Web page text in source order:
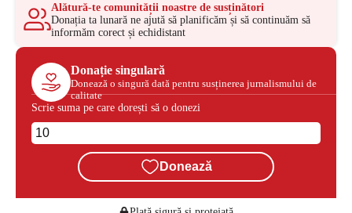
Alătură-te comunității noastre de susținători
Donația ta lunară ne ajută să planificăm și să continuăm să
informăm corect și echidistant
Donație singulară
Donează o singură dată pentru susținerea jurnalismului de
calitate
Scrie suma pe care dorești să o donezi
Donează